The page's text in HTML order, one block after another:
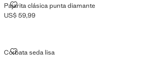
Pajarita clásica punta diamante
PAJARITA CLÁSICA PUNTA DIAMANTE
Precio actual [US$ 59,99 ]
US$ 59,99
Corbata seda lisa
CORBATA SEDA LISA